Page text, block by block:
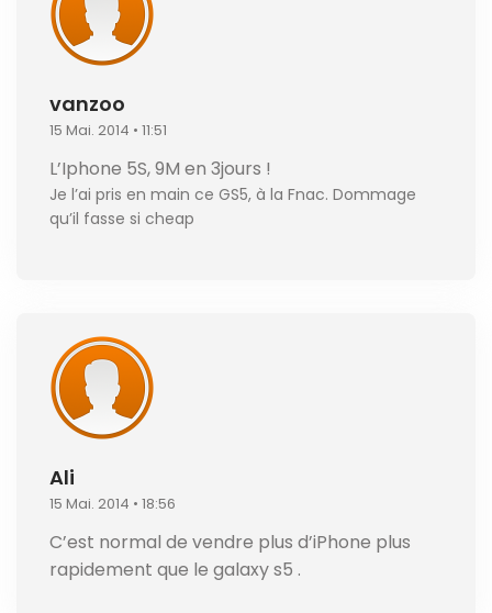
vanzoo
15 Mai. 2014 • 11:51
L’Iphone 5S, 9M en 3jours !
Je l’ai pris en main ce GS5, à la Fnac. Dommage
qu’il fasse si cheap
Ali
15 Mai. 2014 • 18:56
C’est normal de vendre plus d’iPhone plus
rapidement que le galaxy s5 .